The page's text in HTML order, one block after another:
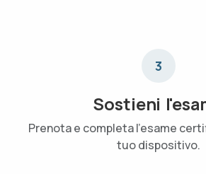
3
Sostieni
Prenota e completa l'esame
tuo dispositivo.